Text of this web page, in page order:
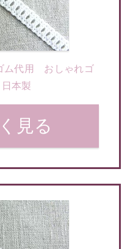
ム代用 おしゃれゴ
本製
見る